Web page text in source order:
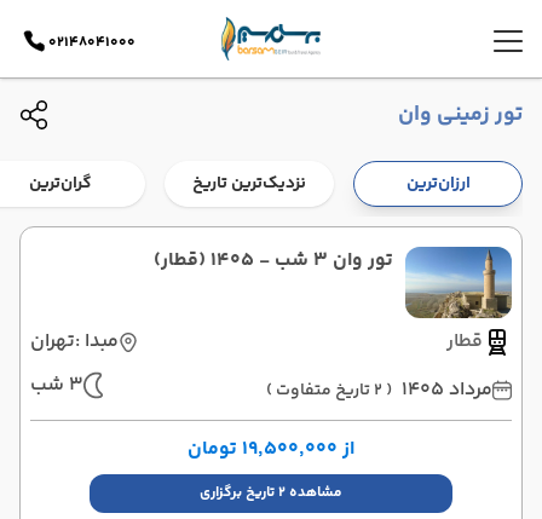
02148041000
تور زمینی وان
ارزان‌ترین نزدیک‌ترین تاریخ گران‌ترین
تور وان 3 شب - 1405 (قطار)
قطار مبدا :تهران
مرداد 1405
( 2 تاریخ متفاوت ) 3 شب
از ۱۹٬۵۰۰٬۰۰۰ تومان
مشاهده 2 تاریخ برگزاری